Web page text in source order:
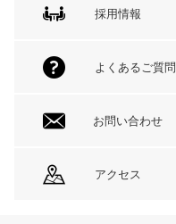
採用情報
よくあるご質問
お問い合わせ
アクセス